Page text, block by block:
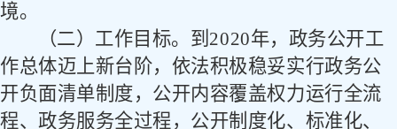
境。
（二）工作目标。 到 2020年，政务公开工
作总体迈上新台阶，依法积极稳妥实行政务公
开负面清单制度，公开内容覆盖权力运行全流
程、政务服务全过程，公开制度化、标准化、